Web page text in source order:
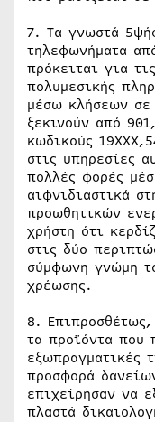
7. Τα γνωστά
τηλεφωνήματα
πρόκειται για
πολυμεσικής
μέσω κλήσεων σε
ξεκινούν από
κωδικούς
στις υπηρεσίες
πολλές φορές
αιφνιδιαστικά
προωθητικών
χρήστη ότι
στις δύο
σύμφωνη γνώμη
χρέωσης.
8.
τα προϊόντα που
εξωπραγματικές
προσφορά
επιχείρησαν να
πλαστά